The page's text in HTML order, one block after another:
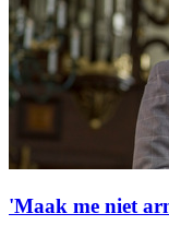
'Maak me niet